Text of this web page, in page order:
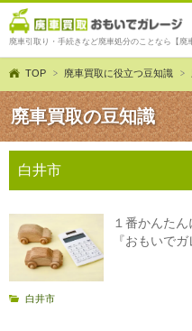
廃車引取り・手続きなど廃車処分のことなら【廃
TOP 廃車買取に役立つ豆知識
廃車買取の豆知識
白井市
１番かんた
『おもいで
白井市